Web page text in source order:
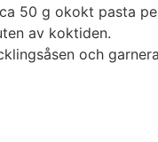
50 g okokt pasta
av koktiden.
och